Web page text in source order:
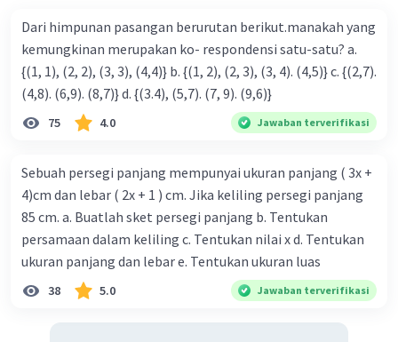
Iklan
Dari himpunan pasangan berurutan berikut.manakah yang
kemungkinan merupakan ko- respondensi satu-satu? a.
{(1, 1), (2, 2), (3, 3), (4,4)} b. {(1, 2), (2, 3), (3, 4). (4,5)} c. {(2,7).
(4,8). (6,9). (8,7)} d. {(3.4), (5,7). (7, 9). (9,6)}
75 4.0 Jawaban terverifikasi
Sebuah persegi panjang mempunyai ukuran panjang ( 3x +
4)cm dan lebar ( 2x + 1 ) cm. Jika keliling persegi panjang
85 cm. a. Buatlah sket persegi panjang b. Tentukan
persamaan dalam keliling c. Tentukan nilai x d. Tentukan
ukuran panjang dan lebar e. Tentukan ukuran luas
38 5.0 Jawaban terverifikasi